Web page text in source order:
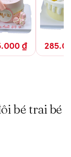
₫
bé trai bé